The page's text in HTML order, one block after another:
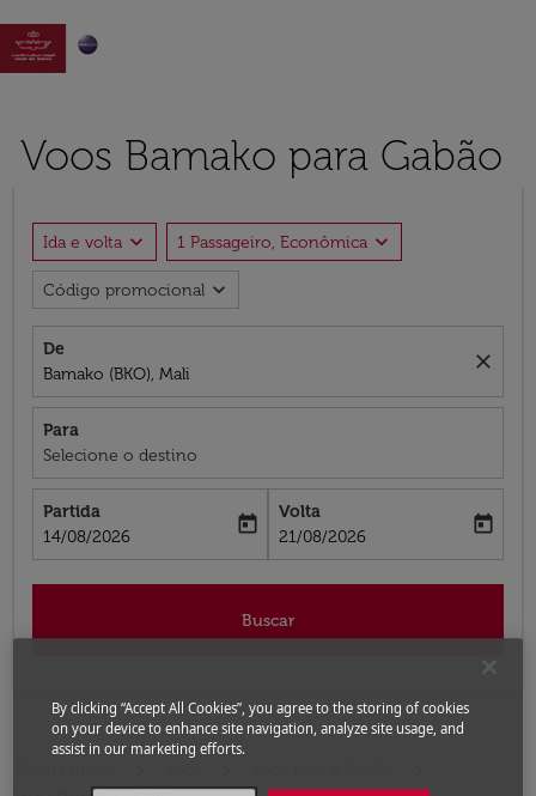

Voos Bamako para Gabão
Ida e volta expand_more 1 Passageiro, Econômica expand_more
Código promocional expand_more
De
Bamako (BKO), Mali
close
Para
Selecione o destino
Partida
fc-booking-departure-date-aria-label
14/08/2026
today
Volta
fc-booking-return-date-aria-label
21/08/2026
today
Buscar
By clicking “Accept All Cookies”, you agree to the storing of cookies
on your device to enhance site navigation, analyze site usage, and
assist in our marketing efforts.